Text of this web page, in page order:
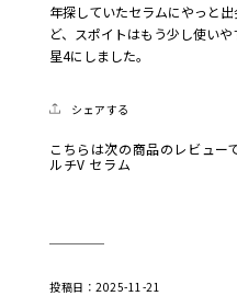
年探していたセラムにやっと
ど、スポイトはもう少し使い
星4にしました。
シェアする
こちらは次の商品のレビュー
ルチV セラム
2025-11-21